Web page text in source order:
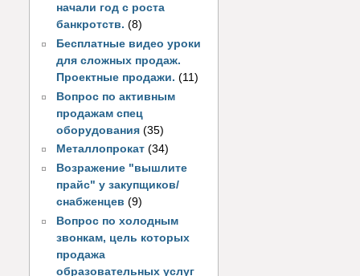
начали год с роста
банкротств. (8)
Бесплатные видео уроки
для сложных продаж.
Проектные продажи. (11)
Вопрос по активным
продажам спец
оборудования (35)
Металлопрокат (34)
Возражение "вышлите
прайс" у закупщиков/
снабженцев (9)
Вопрос по холодным
звонкам, цель которых
продажа
образовательных услуг